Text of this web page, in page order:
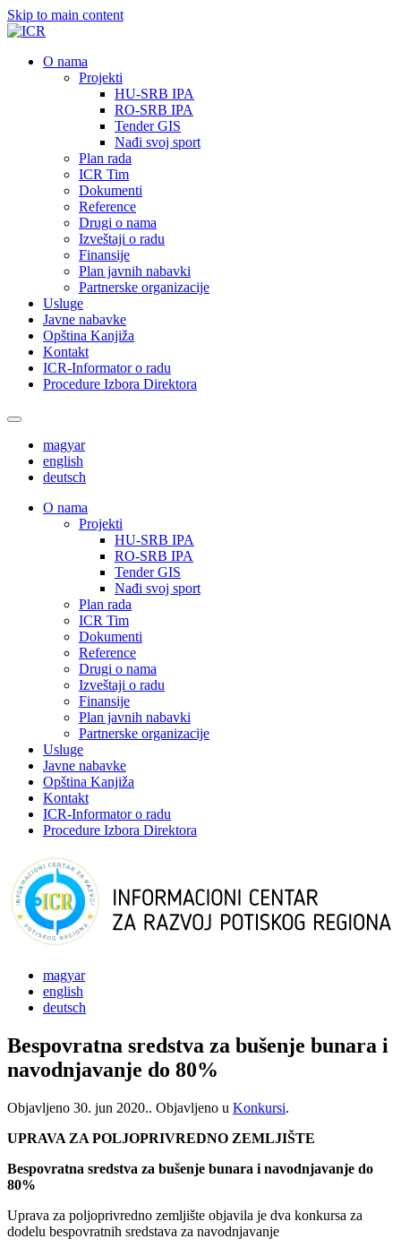
Skip to main content
О nama
Projekti
HU-SRB IPA
RO-SRB IPA
Tender GIS
Nađi svoj sport
Plan rada
ICR Tim
Dokumenti
Reference
Drugi o nama
Izveštaji o radu
Finansije
Plan javnih nabavki
Partnerske organizacije
Usluge
Javne nabavke
Opština Kanjiža
Kontakt
ICR-Informator o radu
Procedure Izbora Direktora
magyar
english
deutsch
О nama
Projekti
HU-SRB IPA
RO-SRB IPA
Tender GIS
Nađi svoj sport
Plan rada
ICR Tim
Dokumenti
Reference
Drugi o nama
Izveštaji o radu
Finansije
Plan javnih nabavki
Partnerske organizacije
Usluge
Javne nabavke
Opština Kanjiža
Kontakt
ICR-Informator o radu
Procedure Izbora Direktora
magyar
english
deutsch
Bespovratna sredstva za bušenje bunara i
navodnjavanje do 80%
Objavljeno 30. jun 2020.. Objavljeno u Konkursi.
UPRAVA ZA POLJOPRIVREDNO ZEMLJIŠTE
Bespovratna sredstva za bušenje bunara i navodnjavanje do
80%
Uprava za poljoprivredno zemljište objavila je dva konkursa za
dodelu bespovratnih sredstava za navodnjavanje